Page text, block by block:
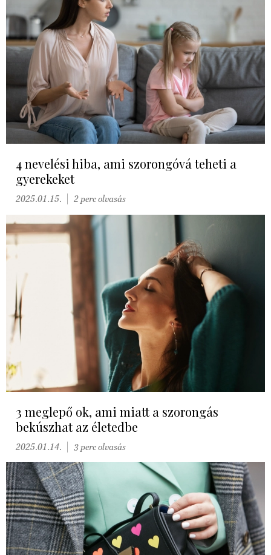
4 nevelési hiba, ami szorongóvá teheti a
gyerekeket
2025.01.15. 2 perc olvasás
3 meglepő ok, ami miatt a szorongás
bekúszhat az életedbe
2025.01.14. 3 perc olvasás